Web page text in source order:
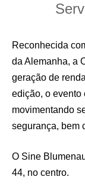
Reconhecida
da Alemanha, a
geração de
edição, o evento
movimentando
segurança, bem
O Sine
44, no centro.